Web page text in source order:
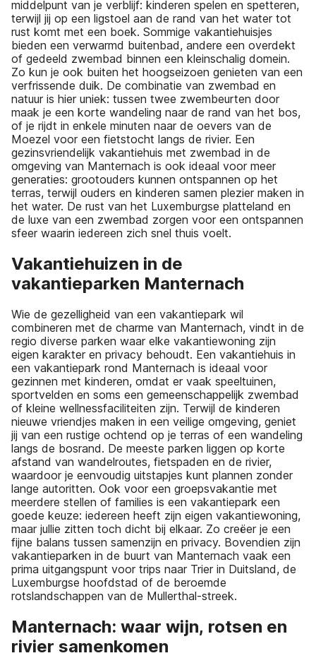
middelpunt van je verblijf: kinderen spelen en spetteren,
terwijl jij op een ligstoel aan de rand van het water tot
rust komt met een boek. Sommige vakantiehuisjes
bieden een verwarmd buitenbad, andere een overdekt
of gedeeld zwembad binnen een kleinschalig domein.
Zo kun je ook buiten het hoogseizoen genieten van een
verfrissende duik. De combinatie van zwembad en
natuur is hier uniek: tussen twee zwembeurten door
maak je een korte wandeling naar de rand van het bos,
of je rijdt in enkele minuten naar de oevers van de
Moezel voor een fietstocht langs de rivier. Een
gezinsvriendelijk vakantiehuis met zwembad in de
omgeving van Manternach is ook ideaal voor meer
generaties: grootouders kunnen ontspannen op het
terras, terwijl ouders en kinderen samen plezier maken in
het water. De rust van het Luxemburgse platteland en
de luxe van een zwembad zorgen voor een ontspannen
sfeer waarin iedereen zich snel thuis voelt.
Vakantiehuizen in de
vakantieparken Manternach
Wie de gezelligheid van een vakantiepark wil
combineren met de charme van Manternach, vindt in de
regio diverse parken waar elke vakantiewoning zijn
eigen karakter en privacy behoudt. Een vakantiehuis in
een vakantiepark rond Manternach is ideaal voor
gezinnen met kinderen, omdat er vaak speeltuinen,
sportvelden en soms een gemeenschappelijk zwembad
of kleine wellnessfaciliteiten zijn. Terwijl de kinderen
nieuwe vriendjes maken in een veilige omgeving, geniet
jij van een rustige ochtend op je terras of een wandeling
langs de bosrand. De meeste parken liggen op korte
afstand van wandelroutes, fietspaden en de rivier,
waardoor je eenvoudig uitstapjes kunt plannen zonder
lange autoritten. Ook voor een groepsvakantie met
meerdere stellen of families is een vakantiepark een
goede keuze: iedereen heeft zijn eigen vakantiewoning,
maar jullie zitten toch dicht bij elkaar. Zo creëer je een
fijne balans tussen samenzijn en privacy. Bovendien zijn
vakantieparken in de buurt van Manternach vaak een
prima uitgangspunt voor trips naar Trier in Duitsland, de
Luxemburgse hoofdstad of de beroemde
rotslandschappen van de Mullerthal-streek.
Manternach: waar wijn, rotsen en
rivier samenkomen